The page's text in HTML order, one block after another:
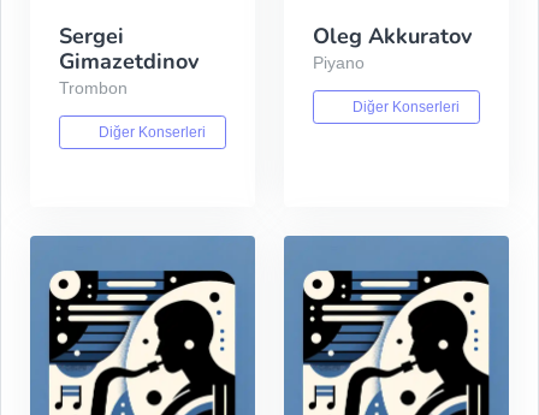
Sergei
Gimazetdinov
Trombon
Diğer Konserleri
Oleg Akkuratov
Piyano
Diğer Konserleri